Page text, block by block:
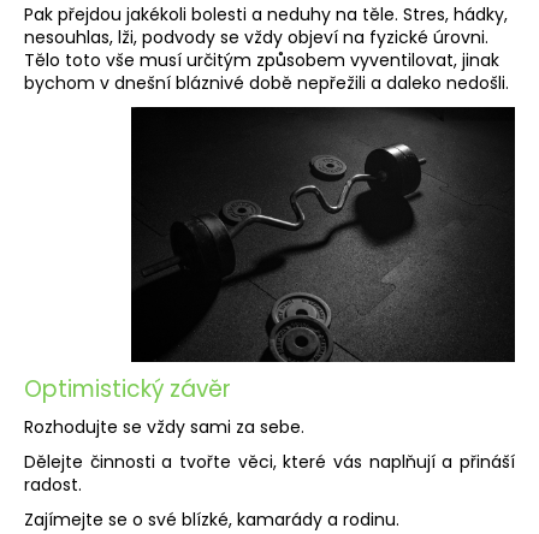
Pak přejdou jakékoli bolesti a neduhy na těle. Stres, hádky,
nesouhlas, lži, podvody se vždy objeví na fyzické úrovni.
Tělo toto vše musí určitým způsobem vyventilovat, jinak
bychom v dnešní bláznivé době nepřežili a daleko nedošli.
Optimistický závěr
Rozhodujte se vždy sami za sebe.
Dělejte činnosti a tvořte věci, které vás naplňují a přináší
radost.
Zajímejte se o své blízké, kamarády a rodinu.